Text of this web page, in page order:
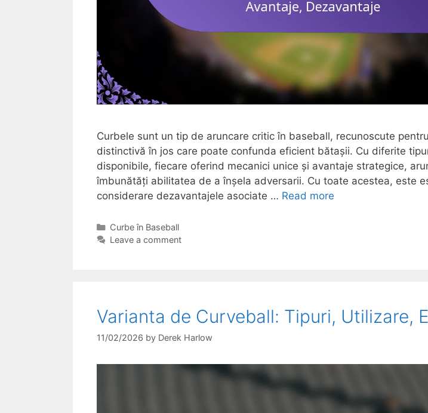
Curbele sunt un tip de aruncare critic în baseball, recunoscute
distinctivă în jos care poate confunda eficient bătașii. Cu diferite
disponibile, fiecare oferind mecanici unice și avantaje strategice,
îmbunătăți abilitatea de a înșela adversarii. Cu toate acestea, este
considerare dezavantajele asociate … Read more
Categories
Curbe în Baseball
Leave a comment
Varianta de Curveball: Tipuri, Utilizare,
11/02/2026 by Derek Harlow